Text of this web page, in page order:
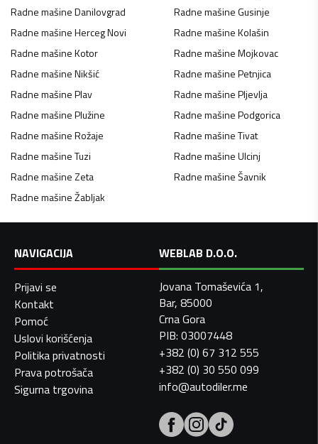
Radne mašineDanilovgrad Radne mašineGusinje
Radne mašineHerceg Novi Radne mašineKolašin
Radne mašineKotor Radne mašineMojkovac
Radne mašineNikšić Radne mašinePetnjica
Radne mašinePlav Radne mašinePljevlja
Radne mašinePlužine Radne mašinePodgorica
Radne mašineRožaje Radne mašineTivat
Radne mašineTuzi Radne mašineUlcinj
Radne mašineZeta Radne mašineŠavnik
Radne mašineŽabljak
NAVIGACIJA
Prijavi se
Kontakt
Pomoć
Uslovi korišćenja
Politika privatnosti
Prava potrošača
Sigurna trgovina
WEBLAB D.O.O.
Jovana Tomaševića 1,
Bar, 85000
Crna Gora
PIB: 03007448
+382 (0) 67 312 555
+382 (0) 30 550 099
info@autodiler.me